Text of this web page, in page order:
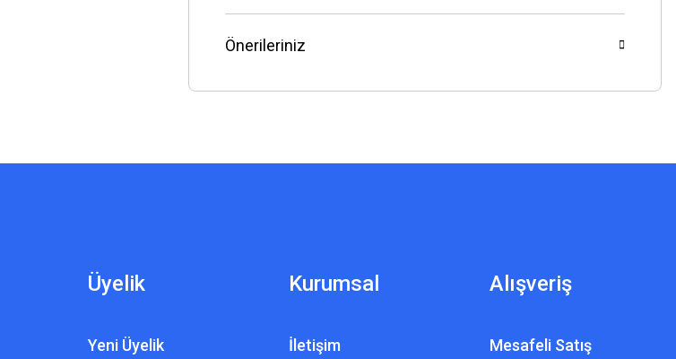
Önerileriniz
Üyelik
Yeni Üyelik
Kurumsal
İletişim
Alışveriş
Mesafeli Satış